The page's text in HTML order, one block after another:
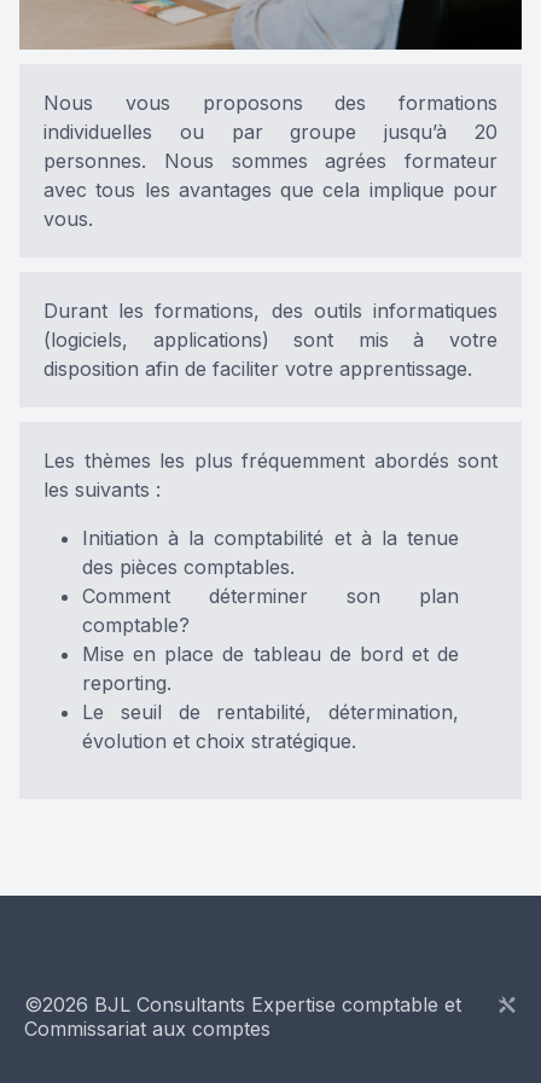
Nous vous proposons des formations
individuelles ou par groupe jusqu’à 20
personnes. Nous sommes agrées formateur
avec tous les avantages que cela implique pour
vous.
Durant les formations, des outils informatiques
(logiciels, applications) sont mis à votre
disposition afin de faciliter votre apprentissage.
Les thèmes les plus fréquemment abordés sont
les suivants :
Initiation à la comptabilité et à la tenue
des pièces comptables.
Comment déterminer son plan
comptable?
Mise en place de tableau de bord et de
reporting.
Le seuil de rentabilité, détermination,
évolution et choix stratégique.
©2026 BJL Consultants Expertise comptable et
Commissariat aux comptes